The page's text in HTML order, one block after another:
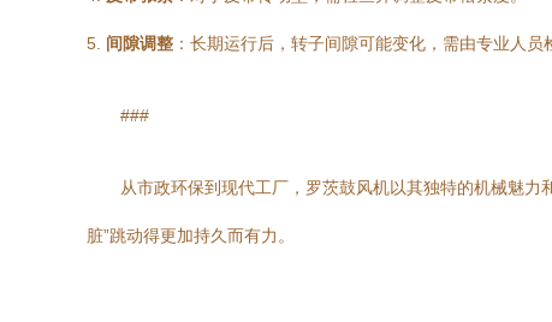
5. 间隙调整 ：长期运行后，转子间隙可能变化，需由专业人员
###
从市政环保到现代工厂，罗茨鼓风机以其独特的机械魅
脏”跳动得更加持久而有力。